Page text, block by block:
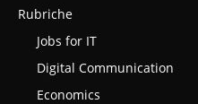
Rubriche
Jobs for IT
Digital Communication
Economics